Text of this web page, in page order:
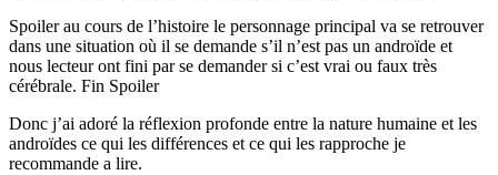
Spoiler au cours de l’histoire le personnage principal va se retrouver
dans une situation où il se demande s’il n’est pas un androïde et
nous lecteur ont fini par se demander si c’est vrai ou faux très
cérébrale. Fin Spoiler
Donc j’ai adoré la réflexion profonde entre la nature humaine et les
androïdes ce qui les différences et ce qui les rapproche je
recommande a lire.